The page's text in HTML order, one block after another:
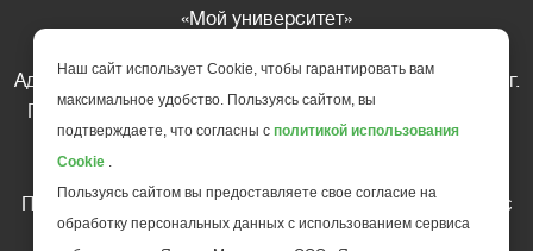
«Мой университет»
Адрес редакции: 185035 Россия, Республика Карелия, г.
Петрозаводск, ул. Фридриха Энгельса д.10, офис 211
Телефон редакции: +7 (499) 685-10-45
Перепечатка материалов газеты допускается только c
письменного разрешения редакции
Наш сайт использует Cookie, чтобы гарантировать вам
максимальное удобство. Пользуясь сайтом, вы
подтверждаете, что согласны с политикой использования
Cookie .
Пользуясь сайтом вы предоставляете свое согласие на
обработку персональных данных с использованием сервиса